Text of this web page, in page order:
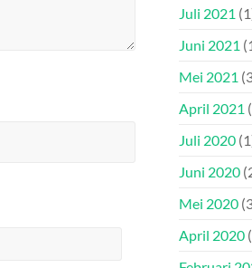
Juli 2021
Juni 2021
Mei 2021
April 2021
Juli 2020
Juni 2020
Mei 2020
April 2020